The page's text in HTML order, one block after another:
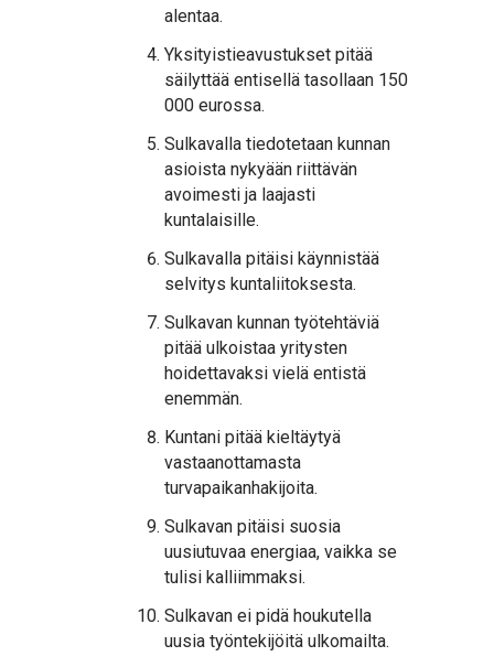
alentaa.
Yksityistieavustukset pitää
säilyttää entisellä tasollaan 150
000 eurossa.
Sulkavalla tiedotetaan kunnan
asioista nykyään riittävän
avoimesti ja laajasti
kuntalaisille.
Sulkavalla pitäisi käynnistää
selvitys kuntaliitoksesta.
Sulkavan kunnan työtehtäviä
pitää ulkoistaa yritysten
hoidettavaksi vielä entistä
enemmän.
Kuntani pitää kieltäytyä
vastaanottamasta
turvapaikanhakijoita.
Sulkavan pitäisi suosia
uusiutuvaa energiaa, vaikka se
tulisi kalliimmaksi.
Sulkavan ei pidä houkutella
uusia työntekijöitä ulkomailta.